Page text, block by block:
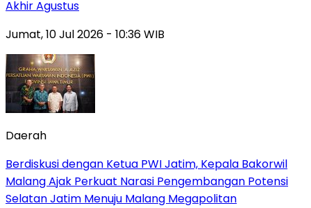
Akhir Agustus
Jumat, 10 Jul 2026 - 10:36 WIB
Daerah
Berdiskusi dengan Ketua PWI Jatim, Kepala Bakorwil
Malang Ajak Perkuat Narasi Pengembangan Potensi
Selatan Jatim Menuju Malang Megapolitan